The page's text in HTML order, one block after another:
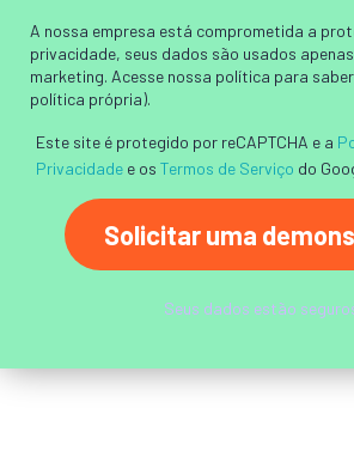
A nossa empresa está comprometida a
privacidade, seus dados são usados
marketing. Acesse nossa política para
política própria).
Este site é protegido por reCAPTCHA e a
Privacidade e os Termos de Serviço do
Solicitar uma
Seus dados estão